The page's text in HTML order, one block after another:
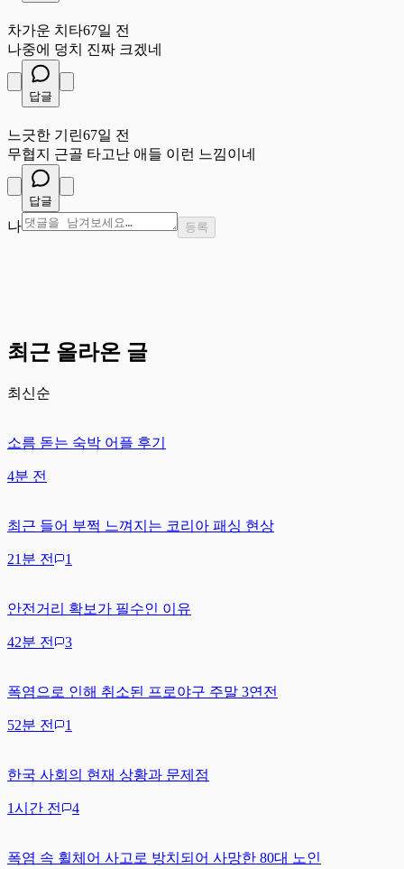
차가운 치타67일 전
나중에 덩치 진짜 크겠네
답글
느긋한 기린67일 전
무협지 근골 타고난 애들 이런 느낌이네
답글
나 등록
최근 올라온 글
최신순
소름 돋는 숙박 어플 후기
4분 전
최근 들어 부쩍 느껴지는 코리아 패싱 현상
21분 전 1
안전거리 확보가 필수인 이유
42분 전 3
폭염으로 인해 취소된 프로야구 주말 3연전
52분 전 1
한국 사회의 현재 상황과 문제점
1시간 전 4
폭염 속 휠체어 사고로 방치되어 사망한 80대 노인